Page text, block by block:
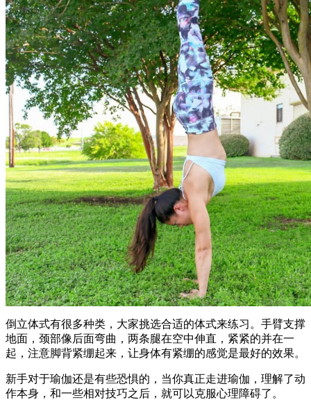
倒立体式有很多种类，大家挑选合适的体式来练习。手臂支撑
地面，颈部像后面弯曲，两条腿在空中伸直，紧紧的并在一
起，注意脚背紧绷起来，让身体有紧绷的感觉是最好的效果。
新手对于瑜伽还是有些恐惧的，当你真正走进瑜伽，理解了动
作本身，和一些相对技巧之后，就可以克服心理障碍了。